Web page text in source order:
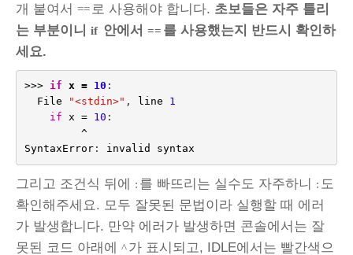
개 붙여서 ==로 사용해야 합니다. 초보들은 자주 틀리
는 부분이니 if 안에서 == 를 사용했는지 반드시 확인하
세요.
>>> if x = 10 :
File
"<stdin>" , line
1
if x = 10 :
^
SyntaxError: invalid syntax
그리고 조건식 뒤에 : 를 빠뜨리는 실수도 자주하니 : 도
확인해주세요. 모두 잘못된 문법이라 실행할 때 에러
가 발생합니다. 만약 에러가 발생하면 콘솔에서는 잘
못된 코드 아래에 ^가 표시되고, IDLE에서는 빨간색으